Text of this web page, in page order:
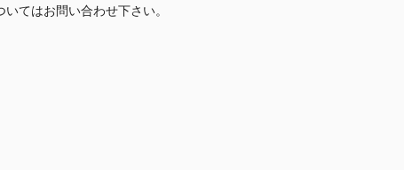
てはお問い合わせ下さい。